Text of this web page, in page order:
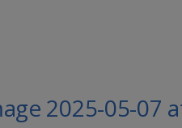
2025-05-07